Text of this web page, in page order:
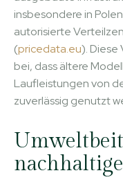
insbesondere in
autorisierte
(pricedata.eu). Diese
bei, dass ältere
Laufleistungen von
zuverlässig genutzt